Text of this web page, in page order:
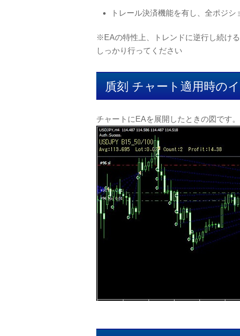
トレール決済機能を有し、全ポジ
※EAの特性上、トレンドに逆行し続け
しっかり行ってください
貭刻 チャート適用時の
チャートにEAを展開したときの図です。